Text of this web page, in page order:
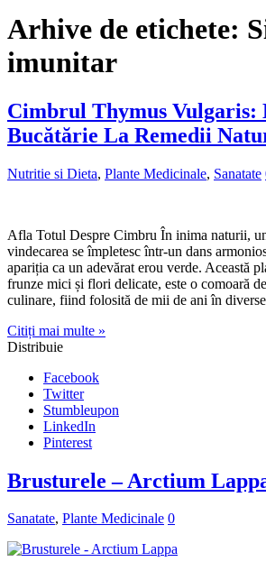
Arhive de etichete:
imunitar
Cimbrul Thymus Vulgaris:
Bucătărie La Remedii
Nutritie si Dieta, Plante Medicinale, Sanatate
Afla Totul Despre Cimbru În inima naturii,
vindecarea se împletesc într-un dans
apariția ca un adevărat erou verde. Această
frunze mici și flori delicate, este o comoară
culinare, fiind folosită de mii de ani în
Citiți mai multe »
Distribuie
Facebook
Twitter
Stumbleupon
LinkedIn
Pinterest
Brusturele – Arctium
Sanatate, Plante Medicinale 0